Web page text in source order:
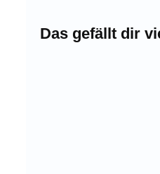
Das gefällt dir